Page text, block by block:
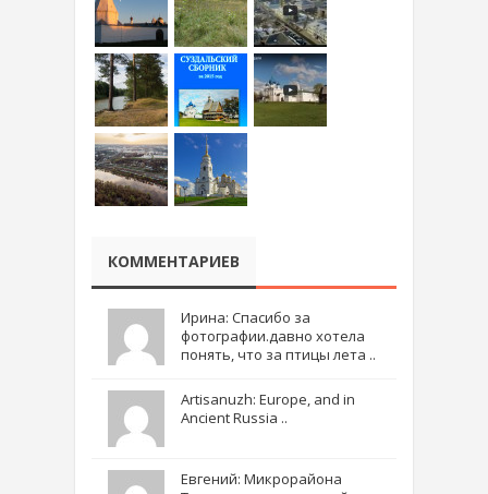
КОММЕНТАРИЕВ
Ирина: Спасибо за
фотографии.давно хотела
понять, что за птицы лета ..
Artisanuzh: Europe, and in
Ancient Russia ..
Евгений: Микрорайона